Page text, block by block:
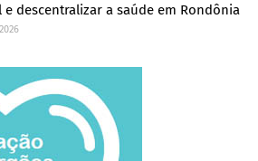
e descentralizar a saúde em Rondônia